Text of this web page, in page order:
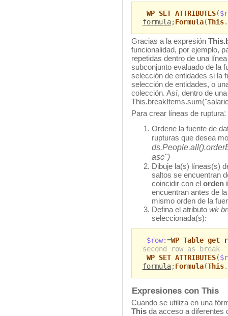
WP SET ATTRIBUTES(
formula;Formula(This
Gracias a la expresión
funcionalidad, por ejemplo,
repetidas dentro de una
subconjunto evaluado de la
selección de entidades si la
selección de entidades, o
colección. Así, dentro de
Para crear líneas de ruptura:
Ordene la fuente de
rupturas que desea
asc")
Dibuje la(s) líneas(s)
saltos se encuentran
coincidir con el orden
encuentran antes de
mismo orden de la
Defina el atributo wk
seleccionada(s):
$row:=WP Table get
second row as break
WP SET ATTRIBUTES(
formula;Formula(This
Expresiones con This
Cuando se utiliza en una
This da acceso a diferentes